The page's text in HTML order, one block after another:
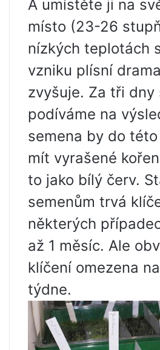
A umístěte ji na
místo (23-26
nízkých teplotách
vzniku plísní
zvyšuje. Za tři dny
podíváme na
semena by do
mít vyrašené
to jako bílý červ.
semenům trvá
některých
až 1 měsíc. Ale
klíčení omezena
týdne.